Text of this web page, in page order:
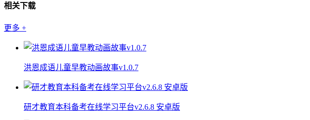
相关下载
更多 +
洪恩成语儿童早教动画故事v1.0.7
研才教育本科备考在线学习平台v2.6.8 安卓版